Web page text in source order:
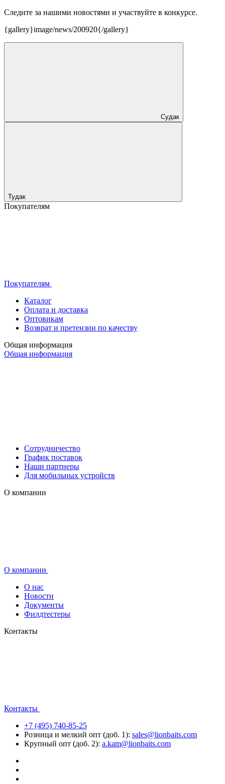
Следите за нашими новостями и участвуйте в конкурсе.
{gallery}image/news/200920{/gallery}
Судак
Тудак
Покупателям
Покупателям
Каталог
Оплата и доставка
Оптовикам
Возврат и претензии по качеству
Общая информация
Общая информация
Сотрудничество
График поставок
Наши партнеры
Для мобильных устройств
О компании
О компании
О нас
Новости
Документы
Филдтестеры
Контакты
Контакты
+7 (495) 740-85-25
Розница и мелкий опт (доб. 1): sales@lionbaits.com
Крупный опт (доб. 2): a.kam@lionbaits.com